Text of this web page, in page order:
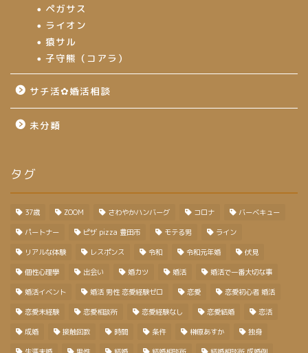
ペガサス
ライオン
猿サル
子守熊（コアラ）
サチ活✿婚活相談
未分類
タグ
37歳 ZOOM さわやかハンバーグ コロナ バーベキュー
パートナー ピザ pizza 豊田市 モテる男 ライン
リアルな体験 レスポンス 令和 令和元年婚 伏見
個性心理學 出会い 婚カツ 婚活 婚活で一番大切な事
婚活イベント 婚活 男性 恋愛経験ゼロ 恋愛 恋愛初心者 婚活
恋愛未経験 恋愛相談所 恋愛経験なし 恋愛結婚 恋活
成婚 接触回数 時間 条件 榊原あすか 独身